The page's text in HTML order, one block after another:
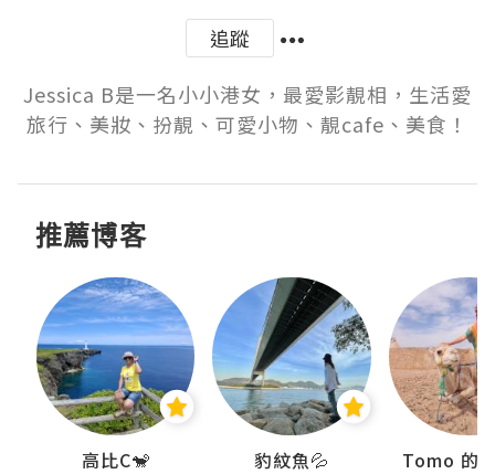
追蹤
Jessica B是一名小小港女，最愛影靚相，生活愛
旅行、美妝、扮靚、可愛小物、靚cafe、美食！
推薦博客
高比C🐒 豹紋魚💦